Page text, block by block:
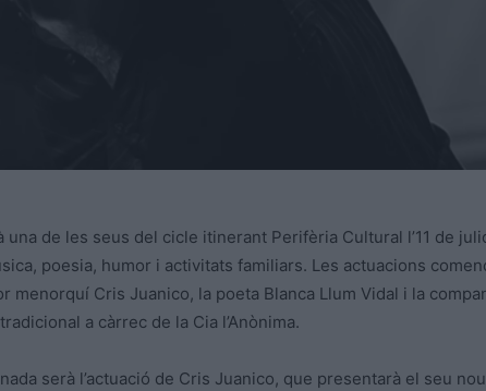
una de les seus del cicle itinerant Perifèria Cultural l’11 de
poesia, humor i activitats familiars. Les actuacions
menorquí Cris Juanico, la poeta Blanca Llum Vidal i la
a càrrec de la Cia l’Anònima.
serà l’actuació de Cris Juanico, que presentarà el seu